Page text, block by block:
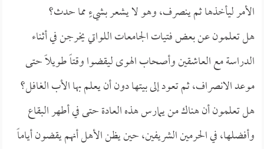
الأمر ليأخذها ثم ينصرف، وهو لا يشعر بشيءٍ مما حدث؟
هل تعلمون عن بعض فتيات الجامعات اللواتي يخرجن في أثناء
الدراسة مع العاشقين وأصحاب الهوى ليقضوا وقتاً طويلاً حتى
موعد الانصراف، ثم تعود إلى بيتها دون أن يعلم بها الأب الغافل؟
هل تعلمون أن هناك من يمارس هذه العادة حتى في أطهر البقاع
وأفضلها، في الحرمين الشريفين، حين يظن الأهل أنهم يقضون أياماً